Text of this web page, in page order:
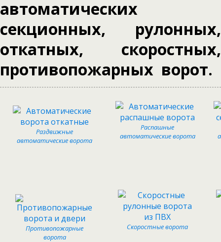
автоматических
секционных, рулонных,
откатных, скоростных,
противопожарных ворот.
Раздвижные
автоматические ворота
Распашные
автоматические ворота
Противопожарные
ворота
Скоростные ворота